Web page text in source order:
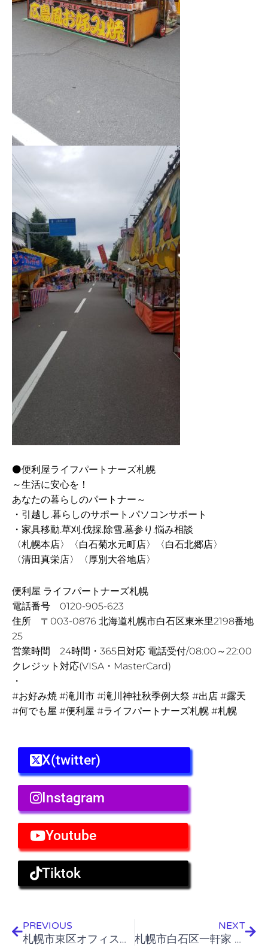
⚫便利屋ライフパートナーズ札幌
～生活に安心を！
あなたの暮らしのパートナー～
・引越し.暮らしのサポート.パソコンサポート
・家具移動.草刈.伐採.除雪.墓参り.悩み相談
〈札幌本店〉〈白石菊水元町店〉〈白石北郷店〉
〈清田真栄店〉〈厚別大谷地店〉
便利屋 ライフパートナーズ札幌
電話番号 0120-905-623
住所 〒003-0876 北海道札幌市白石区東米里2198番地
25
営業時間 24時間・365日対応 電話受付/08:00～22:00
クレジット対応(VISA・MasterCard)
・
#お好み焼 #滝川市 #滝川神社秋季例大祭 #出店 #露天
#何でも屋 #便利屋 #ライフパートナーズ札幌 #札幌
X(twitter)
Instagram
Youtube
Tiktok
PREVIOUS
札幌市東区オフィスビル 不要品搬出作業
NEXT
札幌市白石区一軒家 雨漏り漏水復旧工事